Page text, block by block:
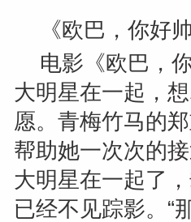
《欧巴，你好
电影《欧巴，
大明星在一起，
愿。青梅竹马的
帮助她一次次的
大明星在一起了
已经不见踪影。 “